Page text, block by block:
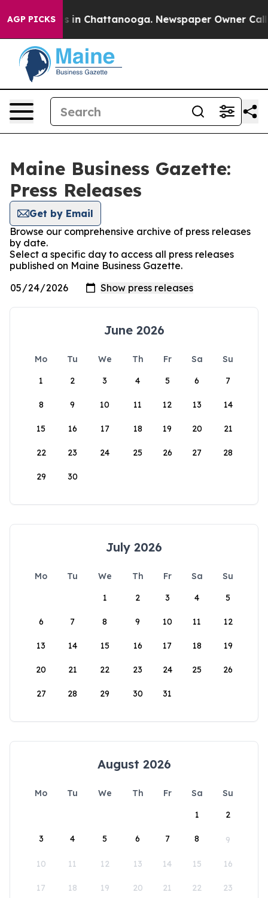
AGP PICKS
Chaos in Chattanooga. Newspaper Owner Calls
Maine Business Gazette:
Press Releases
Get by Email
Browse our comprehensive archive of press releases
by date.
Select a specific day to access all press releases
published on Maine Business Gazette.
June 2026
Mo Tu We Th Fr Sa
Su
1
2 3 4 5 6 7
8 9 10 11 12 13 14
15 16 17 18 19 20 21
22 23 24 25 26 27 28
29 30
July 2026
Mo Tu We Th Fr Sa
Su
1
2 3 4 5
6 7 8 9 10 11 12
13 14 15 16 17 18 19
20 21 22 23 24 25 26
27 28 29 30 31
August 2026
Mo Tu We Th Fr Sa
Su
1
2
3 4 5 6 7 8 9
10 11 12 13 14 15 16
17 18 19 20 21 22 23